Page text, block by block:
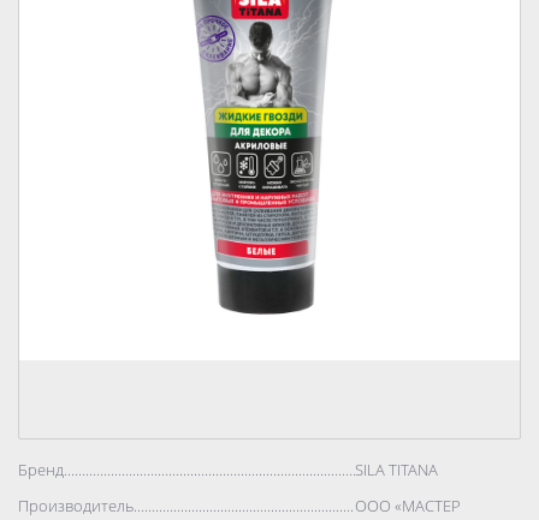
Бренд..................................................................................SILA TITANA
Производитель..................................................................................
ООО «МАСТЕР